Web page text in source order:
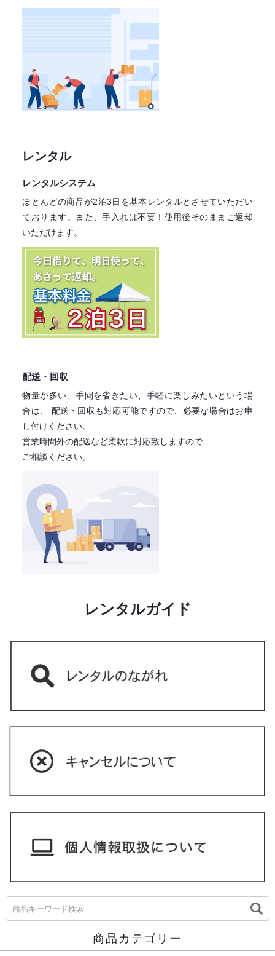
商品カテゴリー
レンタル
レンタルシステム
ほとんどの商品が2泊3日を基本レンタルとさせていただい
ております。
また、手入れは不要！ 使用後そのままご返却
いただけます。
配送・回収
物量が多い、手間を省きたい、手軽に楽しみたいという場
合は、
配送・回収も対応可能ですので、必要な場合はお申
し付けください。
営業時間外の配送など柔軟に対応致しますので
ご相談ください。
レンタルガイド